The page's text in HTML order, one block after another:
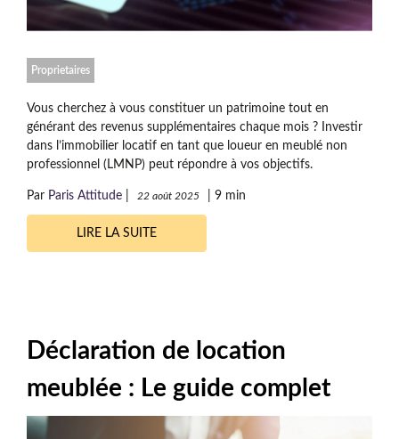
Proprietaires
Vous cherchez à vous constituer un patrimoine tout en
générant des revenus supplémentaires chaque mois ? Investir
dans l’immobilier locatif en tant que loueur en meublé non
professionnel (LMNP) peut répondre à vos objectifs.
Par Paris Attitude 22 août 2025 9 min
LIRE LA SUITE
Déclaration de location
meublée : Le guide complet